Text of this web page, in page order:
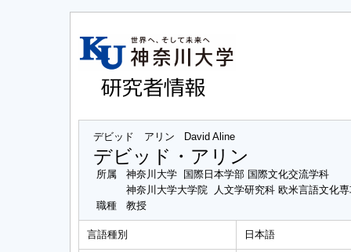
デビッド アリン David Aline
デビッド・アリン
所属
神奈川大学 国際日本学部 国際文化交流学科
神奈川大学大学院 人文学研究科 欧米言語文化
職種
教授
言語種別 日本語